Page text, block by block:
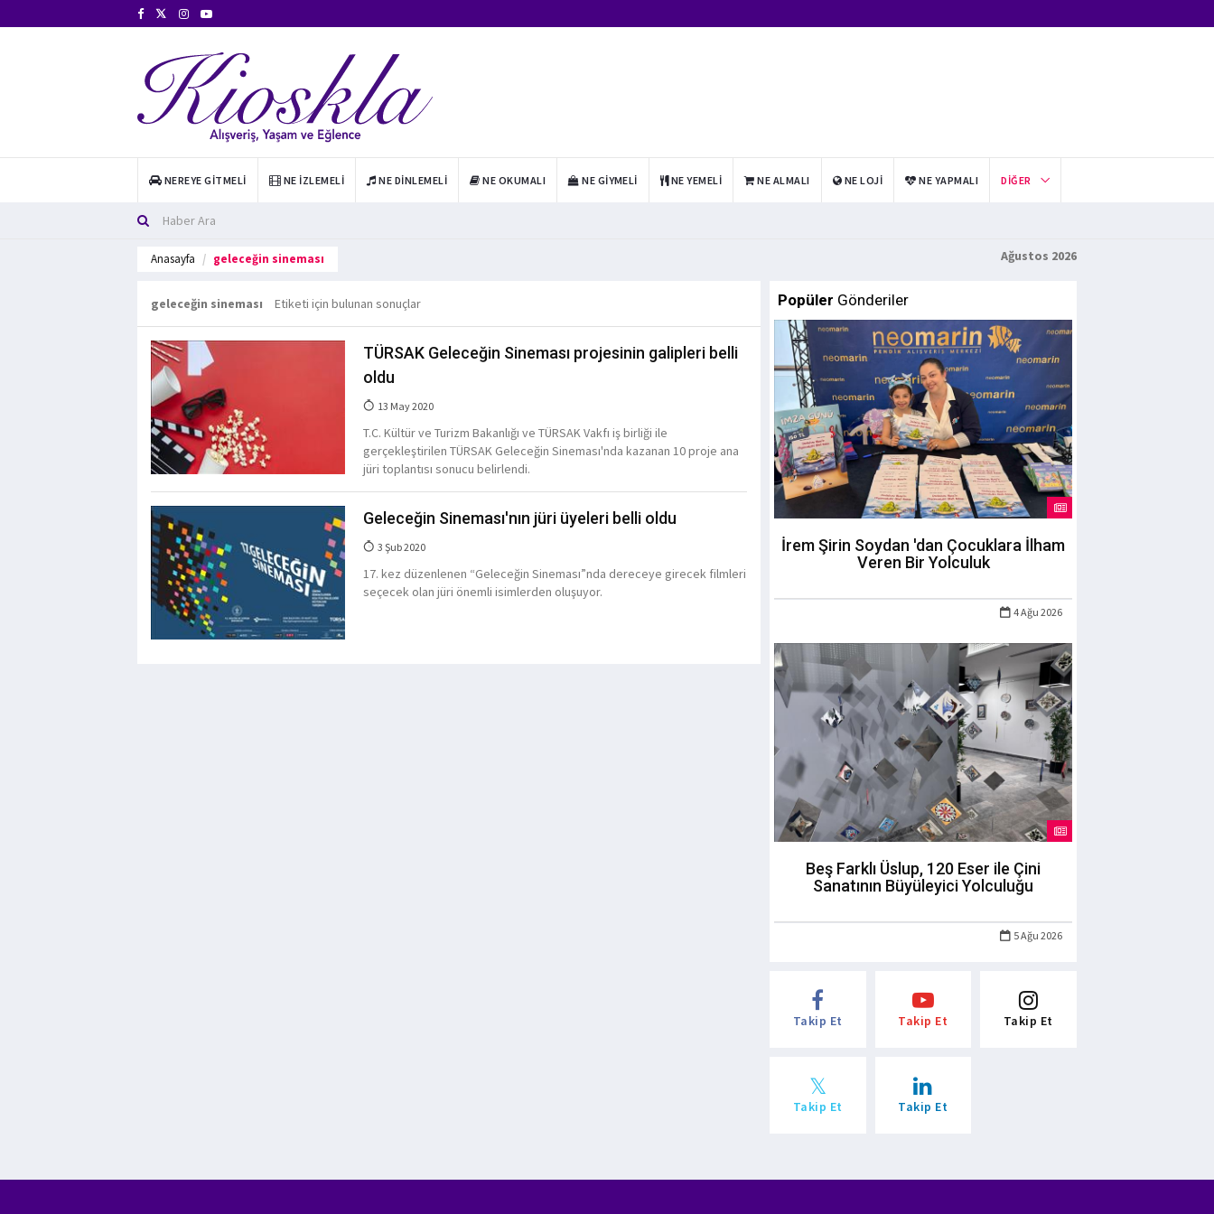
NEREYE GITMELI NE İZLEMELI NE DINLEMELI NE OKUMALI NE GIYMELI NE YEMELI NE ALMALI NE LOJI NE YAPMALI DIĞER
Anasayfa geleceğin sineması Ağustos 2026
geleceğin sineması Etiketi için bulunan sonuçlar
TÜRSAK Geleceğin Sineması projesinin galipleri belli
oldu
13 May 2020
T.C. Kültür ve Turizm Bakanlığı ve TÜRSAK Vakfı iş birliği ile
gerçekleştirilen TÜRSAK Geleceğin Sineması'nda kazanan 10 proje ana
jüri toplantısı sonucu belirlendi.
Geleceğin Sineması'nın jüri üyeleri belli oldu
3 Şub 2020
17. kez düzenlenen “Geleceğin Sineması”nda dereceye girecek filmleri
seçecek olan jüri önemli isimlerden oluşuyor.
Popüler Gönderiler
İrem Şirin Soydan 'dan Çocuklara İlham
Veren Bir Yolculuk
4 Ağu 2026
Beş Farklı Üslup, 120 Eser ile Çini
Sanatının Büyüleyici Yolculuğu
5 Ağu 2026
Takip Et Takip Et Takip Et
Takip Et Takip Et